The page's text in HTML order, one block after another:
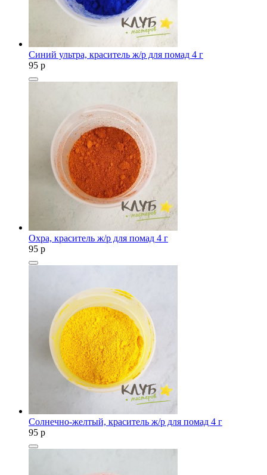
Синий ультра, краситель ж/р для помад 4 г
95 p
Охра, краситель ж/р для помад 4 г
95 p
Солнечно-желтый, краситель ж/р для помад 4 г
95 p